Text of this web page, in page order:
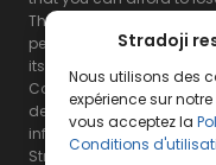
Stradoji
Nous utilisons des
expérience sur
vous acceptez la
Conditions
The Stradoji site does not
performance of
its site and its servers.
Consequently, the
decline all responsibility
information and the
Stradoji Services are not